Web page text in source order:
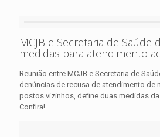
MCJB e Secretaria de Saúde
medidas para atendimento
Reunião entre MCJB e Secretaria de
denúncias de recusa de atendimento de
postos vizinhos, define duas medidas da
Confira!